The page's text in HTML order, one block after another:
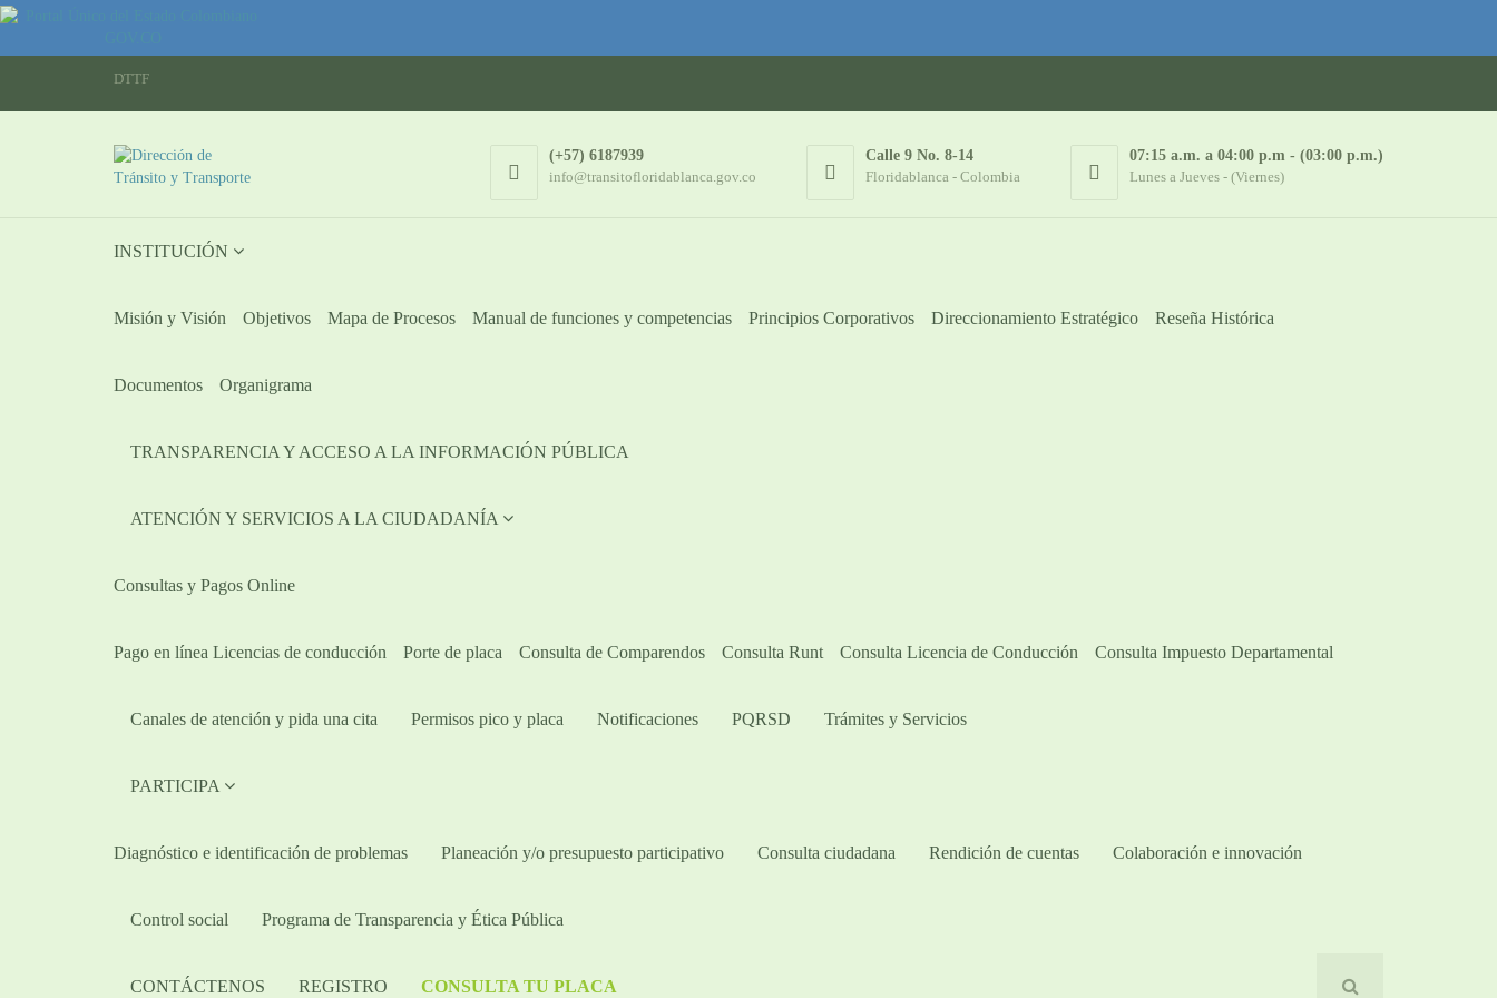
DTTF
(+57) 6187939
info@transitofloridablanca.gov.co
Calle 9 No. 8-14
Floridablanca - Colombia
07:15 a.m. a 04:00 p.m - (03:00 p.m.)
Lunes a Jueves - (Viernes)
INSTITUCIÓN
Misión y Visión Objetivos Mapa de Procesos Manual de funciones y competencias Principios Corporativos Direccionamiento Estratégico Reseña Histórica
Documentos Organigrama
TRANSPARENCIA Y ACCESO A LA INFORMACIÓN PÚBLICA
ATENCIÓN Y SERVICIOS A LA CIUDADANÍA
Consultas y Pagos Online
Pago en línea Licencias de conducción Porte de placa Consulta de Comparendos Consulta Runt Consulta Licencia de Conducción Consulta Impuesto Departamental
Canales de atención y pida una cita Permisos pico y placa Notificaciones PQRSD Trámites y Servicios
PARTICIPA
Diagnóstico e identificación de problemas Planeación y/o presupuesto participativo​ Consulta ciudadana Rendición de cuentas Colaboración e innovación
Control social Programa de Transparencia y Ética Pública
CONTÁCTENOS REGISTRO CONSULTA TU PLACA